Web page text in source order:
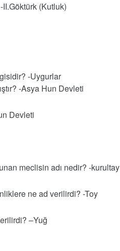
(Kutluk)
-Uygurlar
-Asya Hun Devleti
Devleti
meclisin adı nedir? -kurultay
ne ad verilirdi? -Toy
–Yuğ